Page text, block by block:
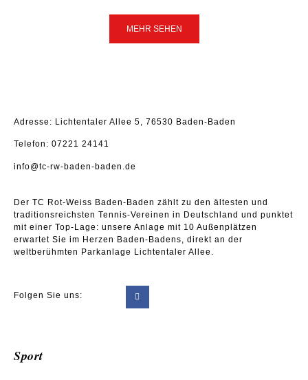
MEHR SEHEN
Adresse: Lichtentaler Allee 5, 76530 Baden-Baden
Telefon: 07221 24141
info@tc-rw-baden-baden.de
Der TC Rot-Weiss Baden-Baden zählt zu den ältesten und
traditionsreichsten Tennis-Vereinen in Deutschland und punktet
mit einer Top-Lage: unsere Anlage mit 10 Außenplätzen
erwartet Sie im Herzen Baden-Badens, direkt an der
weltberühmten Parkanlage Lichtentaler Allee.
Folgen Sie uns:
Sport